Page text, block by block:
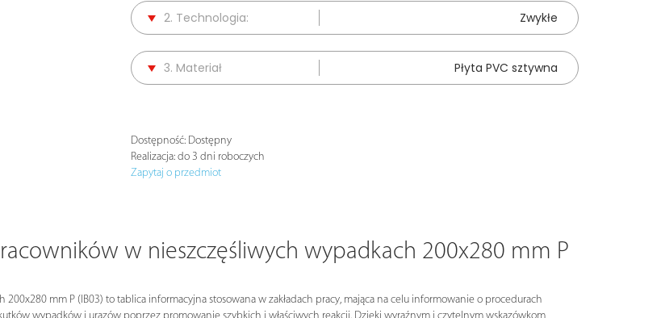
2. Technologia: Zwykłe
3. Materiał Płyta PVC sztywna
Dostępność: Dostępny
Realizacja: do 3 dni roboczych
Zapytaj o przedmiot
w nieszczęśliwych wypadkach 200x280 mm P
mm P (IB03) to tablica informacyjna stosowana w zakładach pracy, mająca na celu informowanie o procedurach